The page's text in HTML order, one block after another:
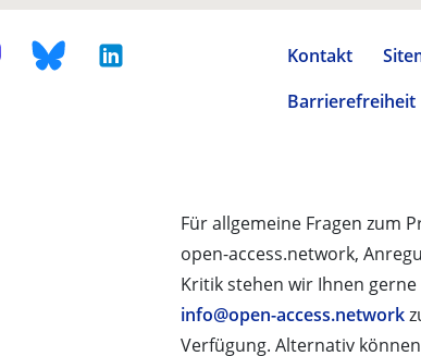
Kontakt
Barrierefreiheit
Für allgemeine Fragen zum
open-access.network,
Kritik stehen wir Ihnen
info@open-access.network
Verfügung. Alternativ